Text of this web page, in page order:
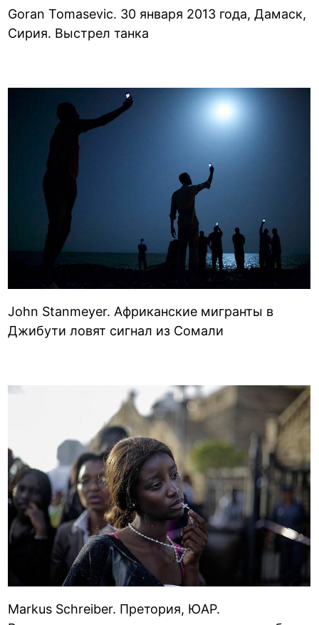
Goran Tomasevic. 30 января 2013 года, Дамаск,
Сирия. Выстрел танка
John Stanmeyer. Африканские мигранты в
Джибути ловят сигнал из Сомали
Markus Schreiber. Претория, ЮАР.